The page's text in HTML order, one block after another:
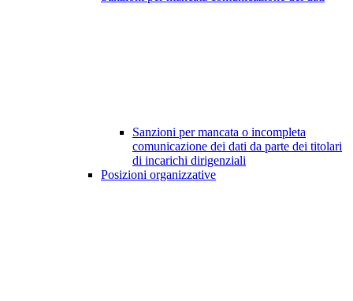
Sanzioni per mancata o incompleta
comunicazione dei dati da parte dei titolari
di incarichi dirigenziali
Posizioni organizzative